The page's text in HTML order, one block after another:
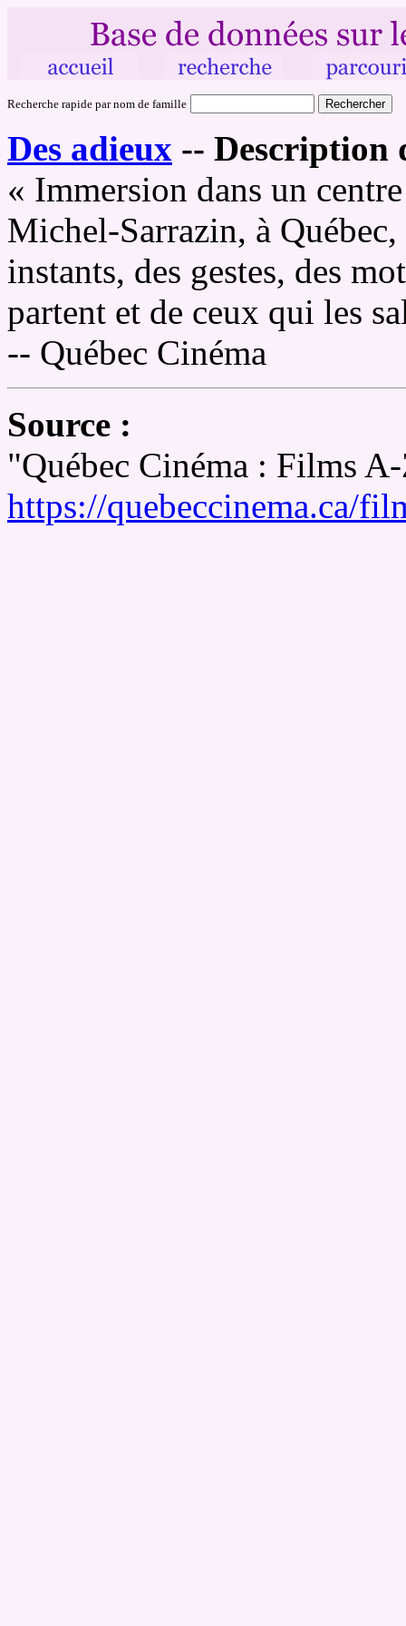
Recherche rapide par nom de famille
Des adieux -- Description
« Immersion dans un
Michel-Sarrazin, à
instants, des gestes, des
partent et de ceux qui les
-- Québec Cinéma
Source :
"Québec Cinéma : Films
https://quebeccinema.ca/